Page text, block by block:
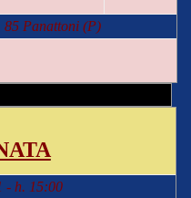
85 Panattoni (P)
- h. 15:00